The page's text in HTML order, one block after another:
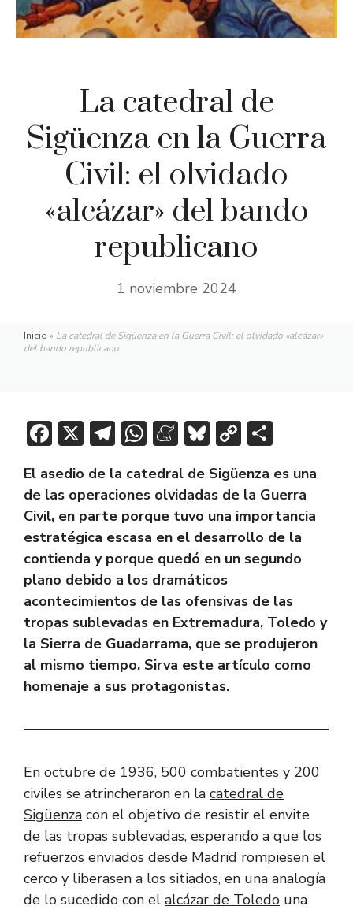
La catedral de
Sigüenza en la Guerra
Civil: el olvidado
«alcázar» del bando
republicano
1 noviembre 2024
Inicio » La catedral de Sigüenza en la Guerra Civil: el olvidado «alcázar»
del bando republicano
F
e
b
o
ok
X T
e
gr
a
m
W
at
s
A
p
p
M
n
e
a
m
e
Bl
e
sk
y
C
p
y
Li
n
m
p
ar
tir
El asedio de la catedral de Sigüenza es una
de las operaciones olvidadas de la Guerra
Civil, en parte porque tuvo una importancia
estratégica escasa en el desarrollo de la
contienda y porque quedó en un segundo
plano debido a los dramáticos
acontecimientos de las ofensivas de las
tropas sublevadas en Extremadura, Toledo y
la Sierra de Guadarrama, que se produjeron
al mismo tiempo. Sirva este artículo como
homenaje a sus protagonistas.
En octubre de 1936, 500 combatientes y 200
civiles se atrincheraron en la catedral de
Sigüenza con el objetivo de resistir el envite
de las tropas sublevadas, esperando a que los
refuerzos enviados desde Madrid rompiesen el
cerco y liberasen a los sitiados, en una analogía
de lo sucedido con el alcázar de Toledo una